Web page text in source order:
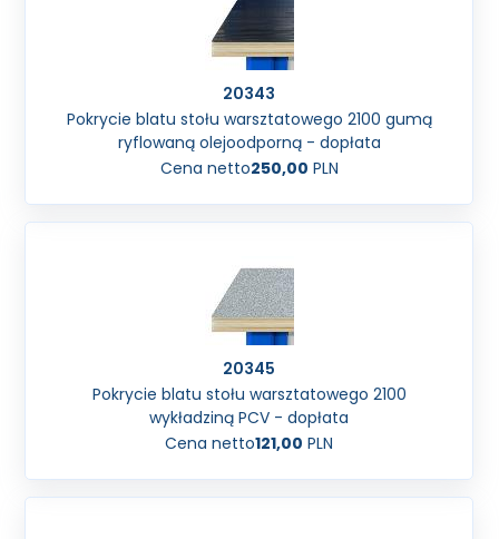
20343
Pokrycie blatu stołu warsztatowego 2100 gumą
ryflowaną olejoodporną - dopłata
Cena netto250,00 PLN
20345
Pokrycie blatu stołu warsztatowego 2100
wykładziną PCV - dopłata
Cena netto121,00 PLN